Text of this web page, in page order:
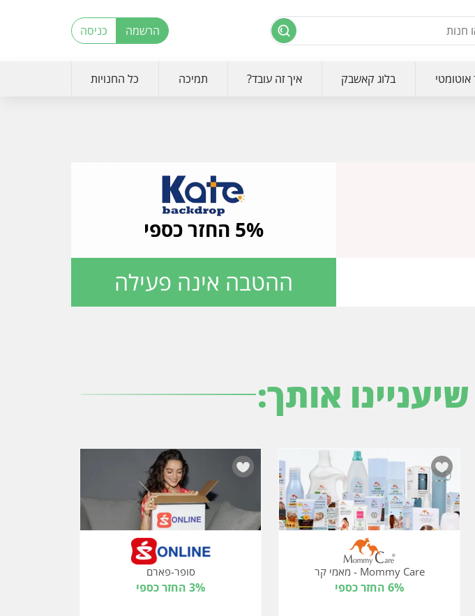
הרשמה כניסה
אוטומטי בלוג קאשבק איך זה עובד? תמיכה כל החנויות
5% החזר כספי
ההטבה אינה פעילה
אותך:
Mommy Care - מאמי קר
6% החזר כספי
סופר-פארם
3% החזר כספי